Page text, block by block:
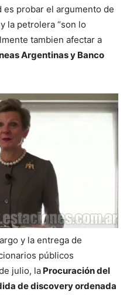
es probar el argumento de
la petrolera “son lo
tambien afectar a
Argentinas y Banco
y la entrega de
públicos
julio, la Procuración del
de discovery ordenada